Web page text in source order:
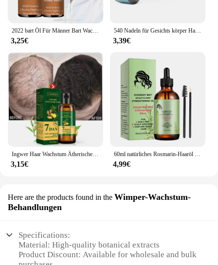
3,25€
540 Nadeln für Gesichts körper Haarwuchs Derma Roller für Haut Bart 0,2mm 0,25mm 0,3mm Nadel Micro Face Roll Tool Hautpflege
3,39€
Ingwer Haar Wachstum Ätherisches Öl Natürliche Anti Haarausfall Produkte Schnelle Wachsen Verhindern Haarausfall Behandlung Keim Flüssigkeit Männer Frauen
3,15€
60ml natürliches Rosmarin-Haaröl Haarwuchs öl Haarpflege öl pflegendes stärkendes Haarpflege öl für Frauen Männer
4,99€
Here are the products found in the Wimper-Wachstum-
Behandlungen
Specifications:
Material: High-quality botanical extracts
Product Discount: Available for wholesale and bulk